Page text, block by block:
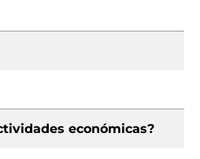
económicas?